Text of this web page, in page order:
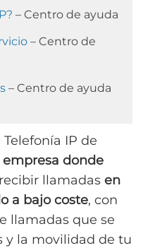
– Centro de ayuda
– Centro de
– Centro de ayuda
IP de
donde
llamadas en
a bajo coste, con
llamadas que se
y la movilidad de tu